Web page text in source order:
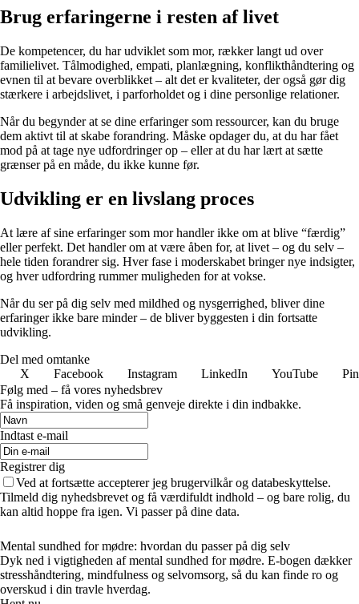
Brug erfaringerne i resten af livet
De kompetencer, du har udviklet som mor, rækker langt ud over
familielivet. Tålmodighed, empati, planlægning, konflikthåndtering og
evnen til at bevare overblikket – alt det er kvaliteter, der også gør dig
stærkere i arbejdslivet, i parforholdet og i dine personlige relationer.
Når du begynder at se dine erfaringer som ressourcer, kan du bruge
dem aktivt til at skabe forandring. Måske opdager du, at du har fået
mod på at tage nye udfordringer op – eller at du har lært at sætte
grænser på en måde, du ikke kunne før.
Udvikling er en livslang proces
At lære af sine erfaringer som mor handler ikke om at blive “færdig”
eller perfekt. Det handler om at være åben for, at livet – og du selv –
hele tiden forandrer sig. Hver fase i moderskabet bringer nye indsigter,
og hver udfordring rummer muligheden for at vokse.
Når du ser på dig selv med mildhed og nysgerrighed, bliver dine
erfaringer ikke bare minder – de bliver byggesten i din fortsatte
udvikling.
Del med omtanke
X
Facebook Instagram LinkedIn YouTube
Følg med – få vores nyhedsbrev
Få inspiration, viden og små genveje direkte i din indbakke.
Indtast e-mail
Registrer dig
Ved at fortsætte accepterer jeg brugervilkår og databeskyttelse.
Tilmeld dig nyhedsbrevet og få værdifuldt indhold – og bare rolig, du
kan altid hoppe fra igen. Vi passer på dine data.
Mental sundhed for mødre: hvordan du passer på dig selv
Dyk ned i vigtigheden af mental sundhed for mødre. E-bogen dækker
stresshåndtering, mindfulness og selvomsorg, så du kan finde ro og
overskud i din travle hverdag.